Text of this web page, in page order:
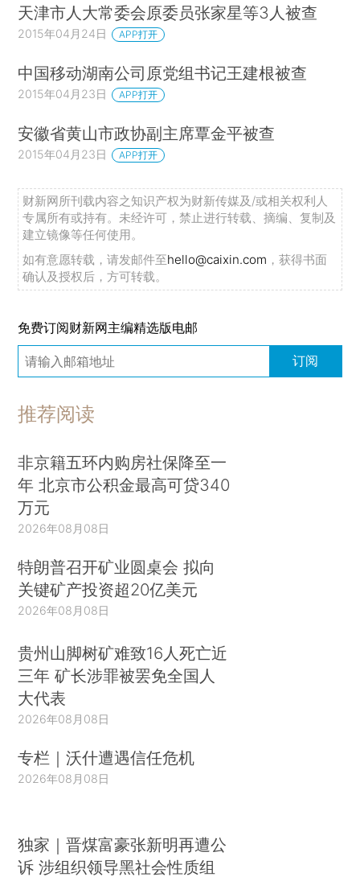
天津市人大常委会原委员张家星等3人被查
2015年04月24日 APP打开
中国移动湖南公司原党组书记王建根被查
2015年04月23日 APP打开
安徽省黄山市政协副主席覃金平被查
2015年04月23日 APP打开
财新网所刊载内容之知识产权为财新传媒及/或相关权利人
专属所有或持有。未经许可，禁止进行转载、摘编、复制及
建立镜像等任何使用。
如有意愿转载，请发邮件至hello@caixin.com ，获得书面
确认及授权后，方可转载。
免费订阅财新网主编精选版电邮
订阅
推荐阅读
非京籍五环内购房社保降至一
年 北京市公积金最高可贷340
万元
2026年08月08日
特朗普召开矿业圆桌会 拟向
关键矿产投资超20亿美元
2026年08月08日
贵州山脚树矿难致16人死亡近
三年 矿长涉罪被罢免全国人
大代表
2026年08月08日
专栏｜沃什遭遇信任危机
2026年08月08日
独家｜晋煤富豪张新明再遭公
诉 涉组织领导黑社会性质组